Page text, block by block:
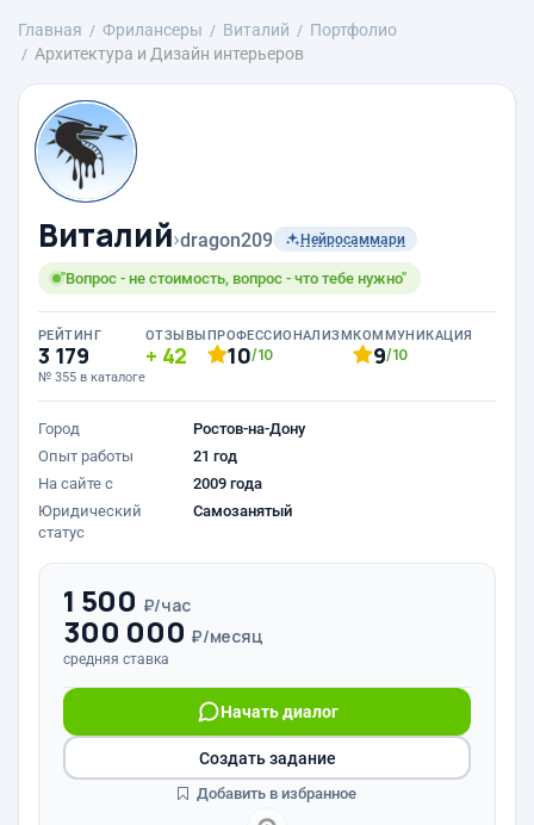
Главная Фрилансеры Виталий
Портфолио
Архитектура и Дизайн интерьеров
Виталий›dragon209 Нейросаммари
"Вопрос - не стоимость, вопрос - что тебе нужно"
РЕЙТИНГ
3 179
№ 355 в каталоге
ОТЗЫВЫ
42
ПРОФЕССИОНАЛИЗМ
10/10
КОММУНИКАЦИЯ
9/10
Город
Ростов-на-Дону
Опыт работы
21 год
На сайте с
2009 года
Юридический
статус
Самозанятый
1 500 ₽/час
300 000 ₽/месяц
средняя ставка
Начать диалог
Создать задание
Добавить в избранное